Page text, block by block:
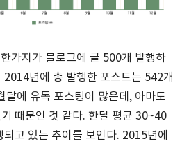
가지가 블로그에 글 500개 발행하
2014년에 총 발행한 포스트는 542개
달에 유독 포스팅이 많은데, 아마도
때문인 것 같다. 한달 평균 30~40
고 있는 추이를 보인다. 2015년에